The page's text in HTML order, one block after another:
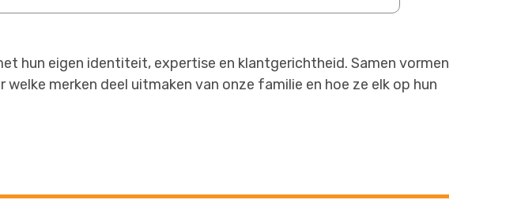
hun eigen identiteit, expertise en klantgerichtheid. Samen vormen
merken deel uitmaken van onze familie en hoe ze elk op hun